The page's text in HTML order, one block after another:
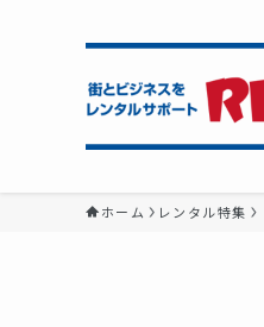
ホーム レンタル特集